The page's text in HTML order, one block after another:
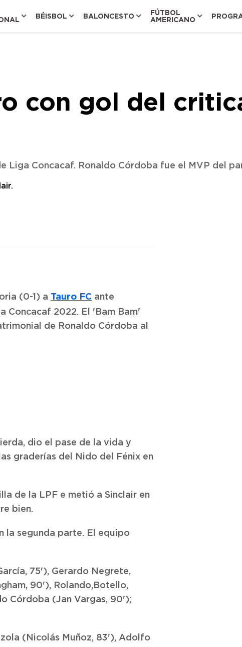
BÉISBOL BALONCESTO
FÚTBOL
AMERICANO
con gol del
Liga Concacaf. Ronaldo Córdoba fue el MVP del
(0-1) a Tauro FC ante
Concacaf 2022. El 'Bam Bam'
de Ronaldo Córdoba al
dio el pase de la vida y
graderías del Nido del Fénix en
de la LPF e metió a Sinclair en
bien.
la segunda parte. El equipo
75'), Gerardo Negrete,
90'), Rolando,Botello,
Córdoba (Jan Vargas, 90');
(Nicolás Muñoz, 83'), Adolfo